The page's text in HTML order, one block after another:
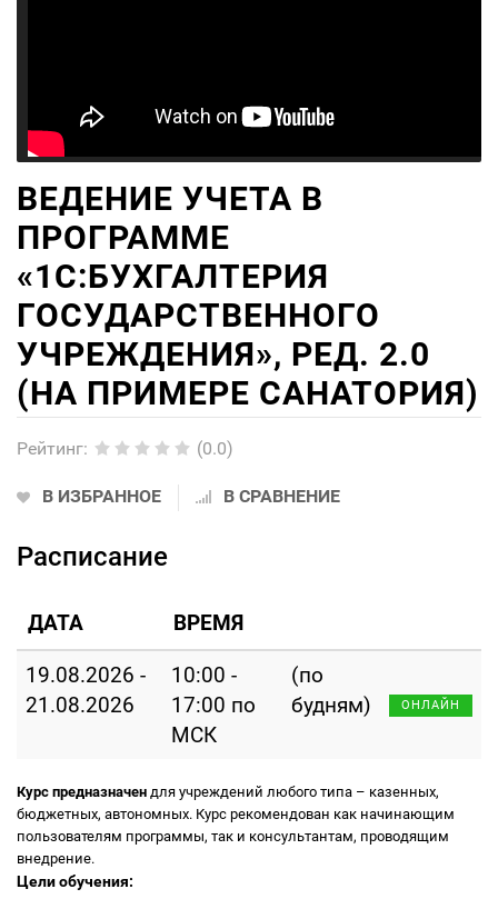
ВЕДЕНИЕ УЧЕТА В
ПРОГРАММЕ
«1С:БУХГАЛТЕРИЯ
ГОСУДАРСТВЕННОГО
УЧРЕЖДЕНИЯ», РЕД. 2.0
(НА ПРИМЕРЕ САНАТОРИЯ)
Рейтинг: (0.0)
В ИЗБРАННОЕ В СРАВНЕНИЕ
Расписание
ДАТА ВРЕМЯ
19.08.2026 -
21.08.2026
10:00 -
17:00 по
МСК
(по
будням)
ОНЛАЙН
Курс предназначен для учреждений любого типа – казенных,
бюджетных, автономных. Курс рекомендован как начинающим
пользователям программы, так и консультантам, проводящим
внедрение.
Цели обучения: